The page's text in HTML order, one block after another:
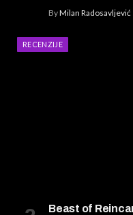
ByMilan Radosavljević
RECENZIJE
Beast of